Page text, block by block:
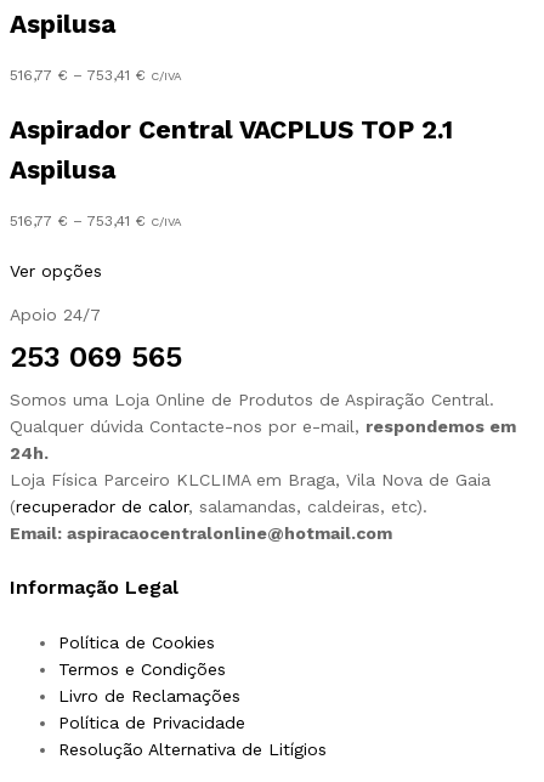
Aspilusa
516,77 € – 753,41 € Preço
516,77 €
through
C/IVA
Aspirador Central VACPLUS TOP 2.1
Aspilusa
516,77 € – 753,41 € Preço
C/IVA
Ver opções
variants.
options
page
Apoio 24/7
253 069 565
Somos uma Loja Online de Produtos de Aspiração Central.
Qualquer dúvida Contacte-nos por e-mail, respondemos em
24h.
Loja Física Parceiro KLCLIMA em Braga, Vila Nova de Gaia
(recuperador de calor, salamandas, caldeiras, etc).
Email: aspiracaocentralonline@hotmail.com
Informação Legal
Política de Cookies
Termos e Condições
Livro de Reclamações
Política de Privacidade
Resolução Alternativa de Litígios